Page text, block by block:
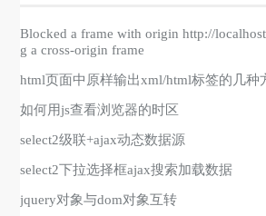
Blocked a frame with origin http://
g a cross-origin frame
html页面中原样输出xml/html标签的几种
如何用js查看浏览器的时区
select2级联+ajax动态数据源
select2下拉选择框ajax搜索加载数据
jquery对象与dom对象互转